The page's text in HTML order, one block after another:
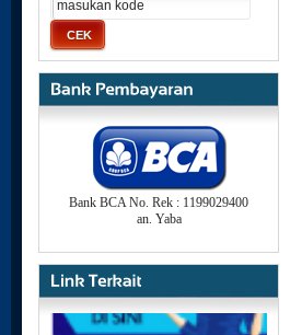
Bank BCA No. Rek : 1199029400
an. Yaba